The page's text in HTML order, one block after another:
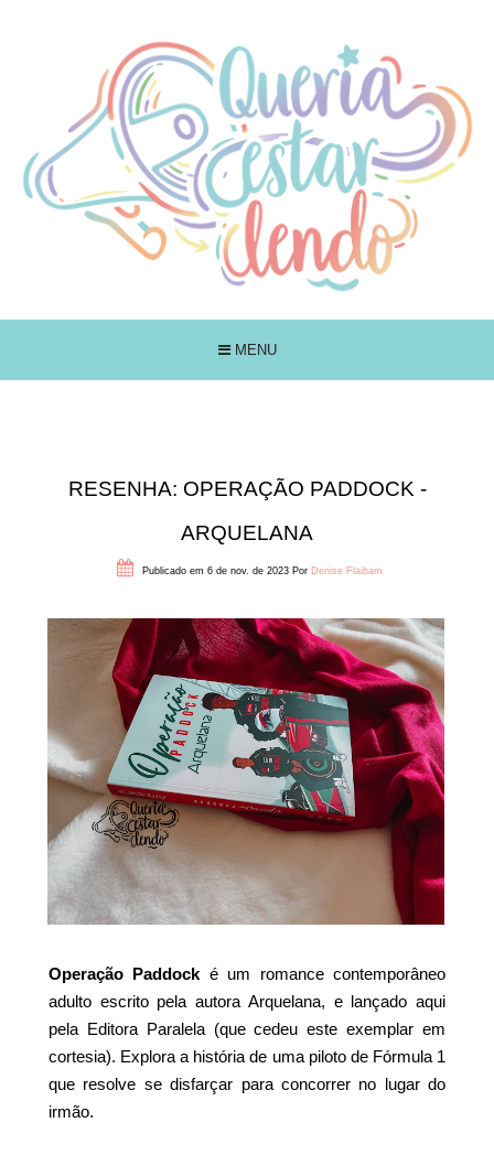
MENU
RESENHA: OPERAÇÃO PADDOCK -
ARQUELANA
Publicado em 6 de nov. de 2023 Por Denise Flaibam
Operação Paddock é um romance contemporâneo
adulto escrito pela autora Arquelana, e lançado aqui
pela Editora Paralela (que cedeu este exemplar em
cortesia). Explora a história de uma piloto de Fórmula 1
que resolve se disfarçar para concorrer no lugar do
irmão.